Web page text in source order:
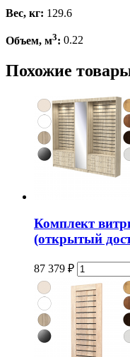
Вес, кг: 129.6
Объем, м3: 0.22
Похожие
Комплект
(открытый
87 379 ₽